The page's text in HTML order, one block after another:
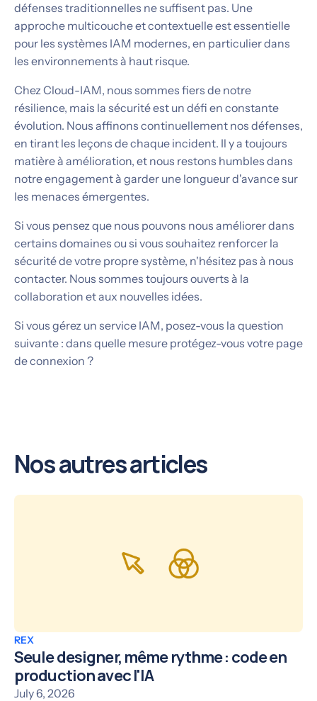
défenses traditionnelles ne suffisent pas. Une
approche multicouche et contextuelle est essentielle
pour les systèmes IAM modernes, en particulier dans
les environnements à haut risque.
Chez Cloud-IAM, nous sommes fiers de notre
résilience, mais la sécurité est un défi en constante
évolution. Nous affinons continuellement nos défenses,
en tirant les leçons de chaque incident. Il y a toujours
matière à amélioration, et nous restons humbles dans
notre engagement à garder une longueur d'avance sur
les menaces émergentes.
Si vous pensez que nous pouvons nous améliorer dans
certains domaines ou si vous souhaitez renforcer la
sécurité de votre propre système, n'hésitez pas à nous
contacter. Nous sommes toujours ouverts à la
collaboration et aux nouvelles idées.
Si vous gérez un service IAM, posez-vous la question
suivante : dans quelle mesure protégez-vous votre page
de connexion ?
Nos autres articles
REX
Seule designer, même rythme : code en
production avec l'IA
July 6, 2026